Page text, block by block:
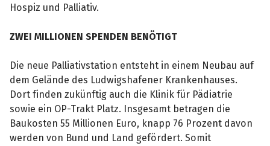
Hospiz und Palliativ.
ZWEI MILLIONEN SPENDEN BENÖTIGT
Die neue Palliativstation entsteht in einem Neubau auf
dem Gelände des Ludwigshafener Krankenhauses.
Dort finden zukünftig auch die Klinik für Pädiatrie
sowie ein OP-Trakt Platz. Insgesamt betragen die
Baukosten 55 Millionen Euro, knapp 76 Prozent davon
werden von Bund und Land gefördert. Somit